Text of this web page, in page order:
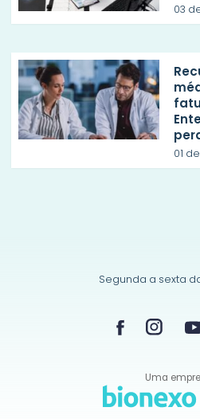
03
01
Segunda a sexta
Uma